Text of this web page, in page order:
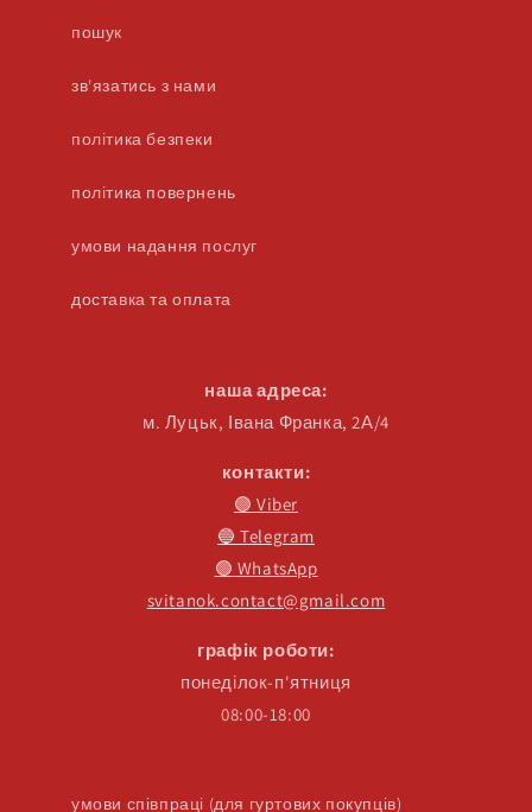
пошук
зв'язатись з нами
політика безпеки
політика повернень
умови надання послуг
доставка та оплата
наша адреса:
м. Луцьк, Івана Франка, 2А/4
контакти:
🟣 Viber
🔵 Telegram
🟢 WhatsApp
svitanok.contact@gmail.com
графік роботи:
понеділок-п'ятниця
08:00-18:00
умови співпраці (для гуртових покупців)